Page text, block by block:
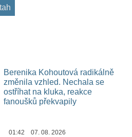
Berenika Kohoutová radikálně
změnila vzhled. Nechala se
ostříhat na kluka, reakce
fanoušků překvapily
01:42 07. 08. 2026